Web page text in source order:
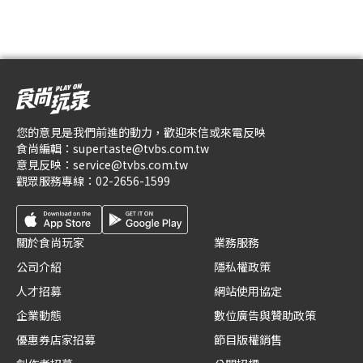
您的意見是我們前進的動力，歡迎來信或來電反映
食尚編輯： supertaste@tvbs.com.tw
意見反映： service@tvbs.com.tw
觀眾服務專線： 02-2656-1599
關於食尚玩家
公司介紹
人才招募
企業動態
優惠券店家招募
業務服務
隱私權政策
網站使用協定
數位廣告與贊助政策
節目版權銷售